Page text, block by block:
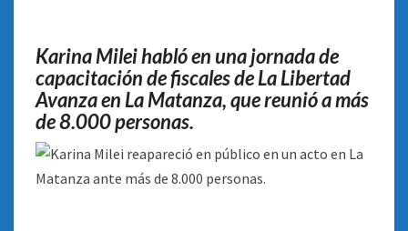
NO
NOS
ROBEN
MÁS»
Karina Milei habló en una jornada de
capacitación de fiscales de La Libertad
Avanza en La Matanza, que reunió a más
de 8.000 personas.